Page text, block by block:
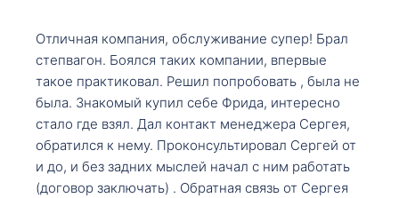
Отличная компания, обслуживание супер! Брал
степвагон. Боялся таких компании, впервые
такое практиковал. Решил попробовать , была не
была. Знакомый купил себе Фрида, интересно
стало где взял. Дал контакт менеджера Сергея,
обратился к нему. Проконсультировал Сергей от
и до, и без задних мыслей начал с ним работать
(договор заключать) . Обратная связь от Сергея